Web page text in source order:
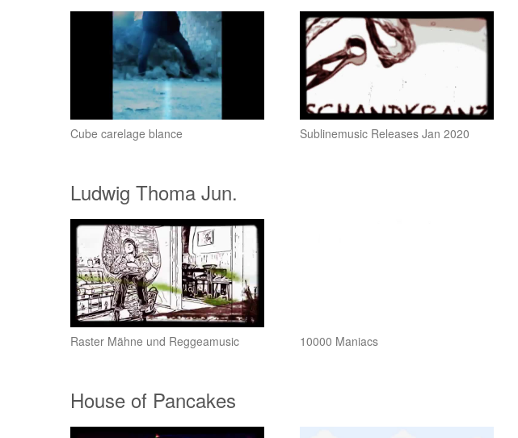
Cube carelage blance Sublinemusic Releases Jan 2020
Ludwig Thoma Jun.
Raster Mähne und Reggeamusic 10000 Maniacs
House of Pancakes